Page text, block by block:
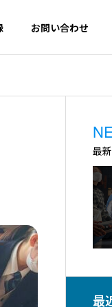
お問い合わせ
最
最